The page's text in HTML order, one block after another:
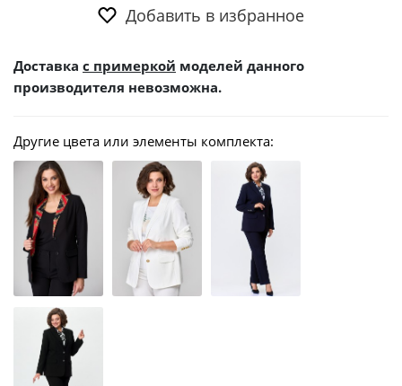
Добавить в избранное
Доставка с примеркой моделей данного
производителя невозможна.
Другие цвета или элементы комплекта: